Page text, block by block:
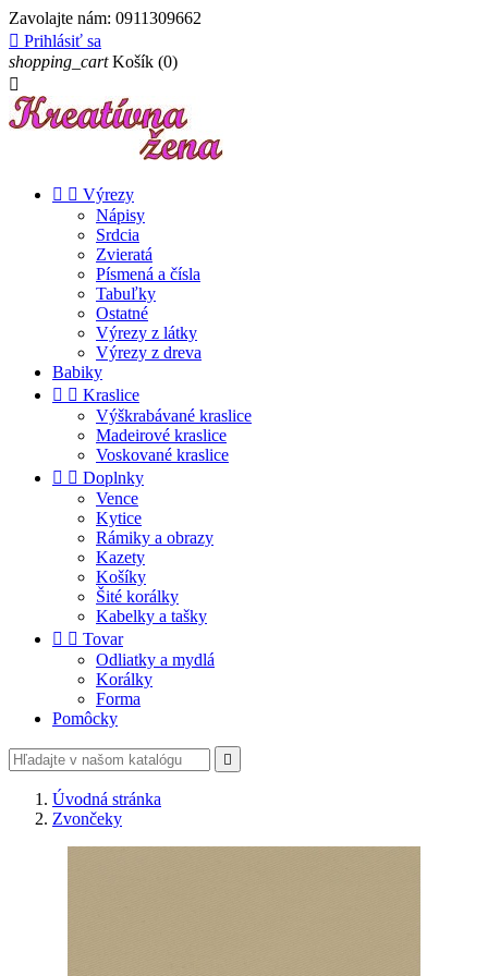
Zavolajte nám: 0911309662
 Prihlásiť sa
shopping_cart Košík (0)

  Výrezy
Nápisy
Srdcia
Zvieratá
Písmená a čísla
Tabuľky
Ostatné
Výrezy z látky
Výrezy z dreva
Babiky
  Kraslice
Výškrabávané kraslice
Madeirové kraslice
Voskované kraslice
  Doplnky
Vence
Kytice
Rámiky a obrazy
Kazety
Košíky
Šité korálky
Kabelky a tašky
  Tovar
Odliatky a mydlá
Korálky
Forma
Pomôcky

Úvodná stránka
Zvončeky